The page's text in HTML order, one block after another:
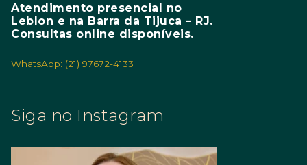
Atendimento presencial no
Leblon e na Barra da Tijuca – RJ.
Consultas online disponíveis.
WhatsApp: (21) 97672-4133
Siga no Instagram